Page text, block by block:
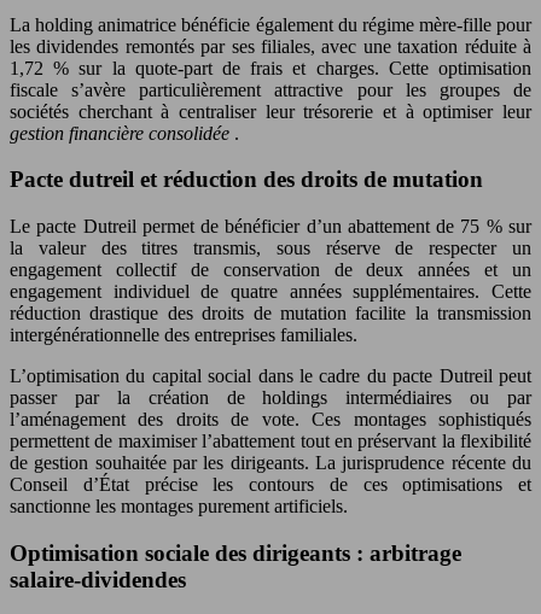
La holding animatrice bénéficie également du régime mère-fille pour
les dividendes remontés par ses filiales, avec une taxation réduite à
1,72 % sur la quote-part de frais et charges. Cette optimisation
fiscale s’avère particulièrement attractive pour les groupes de
sociétés cherchant à centraliser leur trésorerie et à optimiser leur
gestion financière consolidée .
Pacte dutreil et réduction des droits de mutation
Le pacte Dutreil permet de bénéficier d’un abattement de 75 % sur
la valeur des titres transmis, sous réserve de respecter un
engagement collectif de conservation de deux années et un
engagement individuel de quatre années supplémentaires. Cette
réduction drastique des droits de mutation facilite la transmission
intergénérationnelle des entreprises familiales.
L’optimisation du capital social dans le cadre du pacte Dutreil peut
passer par la création de holdings intermédiaires ou par
l’aménagement des droits de vote. Ces montages sophistiqués
permettent de maximiser l’abattement tout en préservant la flexibilité
de gestion souhaitée par les dirigeants. La jurisprudence récente du
Conseil d’État précise les contours de ces optimisations et
sanctionne les montages purement artificiels.
Optimisation sociale des dirigeants : arbitrage
salaire-dividendes